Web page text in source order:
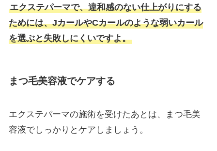
エクステパーマで、違和感のない仕上がりにする
ためには、JカールやCカールのような弱いカール
を選ぶと失敗しにくいですよ。
まつ毛美容液でケアする
エクステパーマの施術を受けたあとは、まつ毛美
容液でしっかりとケアしましょう。